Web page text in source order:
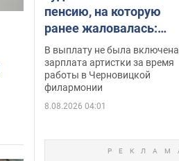
пенсию, на которую
ранее жаловалась:
сколько получала
певица
В выплату не была включена
зарплата артистки за время
работы в Черновицкой
филармонии
8.08.2026 04:01